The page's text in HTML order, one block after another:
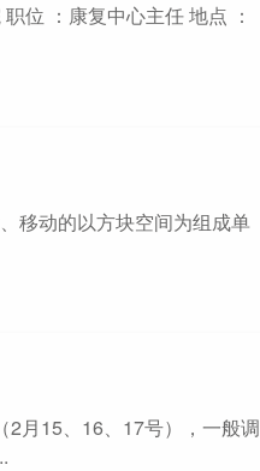
位 ：康复中心主任 地点 ：
移动的以方块空间为组成单
2月15、16、17号），一般调